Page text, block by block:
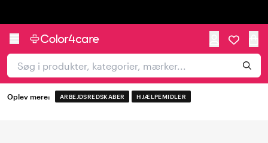
Oplev mere: ARBEJDSREDSKABER HJÆLPEMIDLER